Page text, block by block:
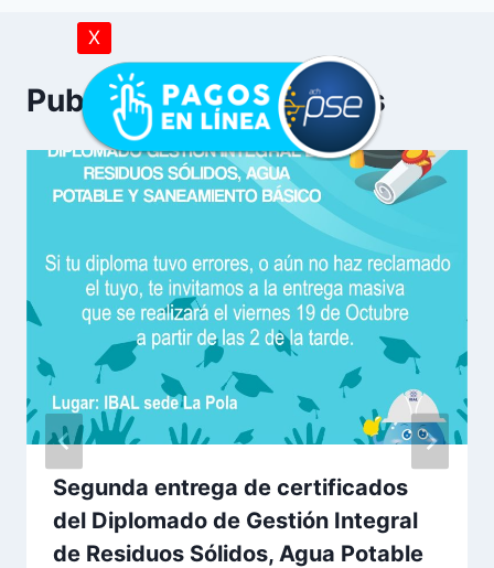
Publicaciones Similares
Segunda entrega de certificados
del Diplomado de Gestión Integral
de Residuos Sólidos, Agua Potable
X